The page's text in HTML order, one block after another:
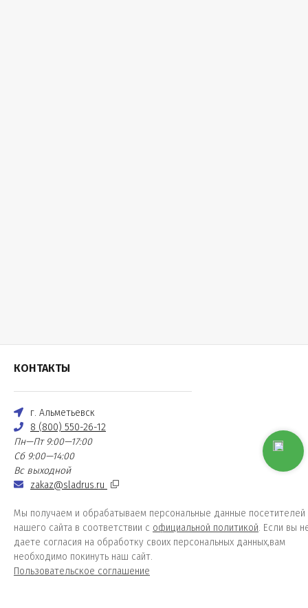
КОНТАКТЫ
г. Альметьевск
8 (800) 550-26-12
Пн—Пт 9:00—17:00
Сб 9:00—14:00
Вс выходной
zakaz@sladrus.ru
Мы получаем и обрабатываем персональные данные посетителей
нашего сайта в соответствии с официальной политикой. Если вы
даете согласия на обработку своих персональных данных,вам
необходимо покинуть наш сайт.
Пользовательское соглашение